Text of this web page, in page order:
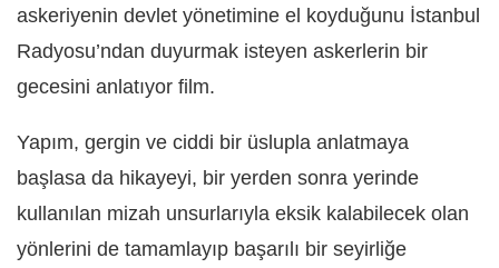
askeriyenin devlet yönetimine el koyduğunu İstanbul
Radyosu’ndan duyurmak isteyen askerlerin bir
gecesini anlatıyor film.
Yapım, gergin ve ciddi bir üslupla anlatmaya
başlasa da hikayeyi, bir yerden sonra yerinde
kullanılan mizah unsurlarıyla eksik kalabilecek olan
yönlerini de tamamlayıp başarılı bir seyirliğe